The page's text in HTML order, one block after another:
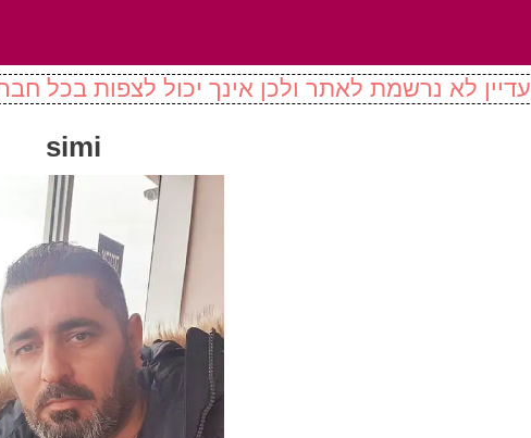
עדיין לא נרשמת לאתר ולכן אינך יכול לצפות בכל
simi